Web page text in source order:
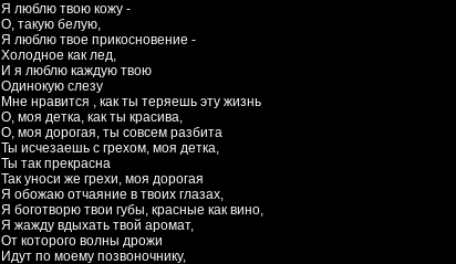
Я люблю твою кожу -
О, такую белую,
Я люблю твое прикосновение -
Холодное как лед,
И я люблю каждую твою
Одинокую слезу
Мне нравится , как ты теряешь эту жизнь
О, моя детка, как ты красива,
О, моя дорогая, ты совсем разбита
Ты исчезаешь с грехом, моя детка,
Ты так прекрасна
Так уноси же грехи, моя дорогая
Я обожаю отчаяние в твоих глазах,
Я боготворю твои губы, красные как вино,
Я жажду вдыхать твой аромат,
От которого волны дрожи
Идут по моему позвоночнику,